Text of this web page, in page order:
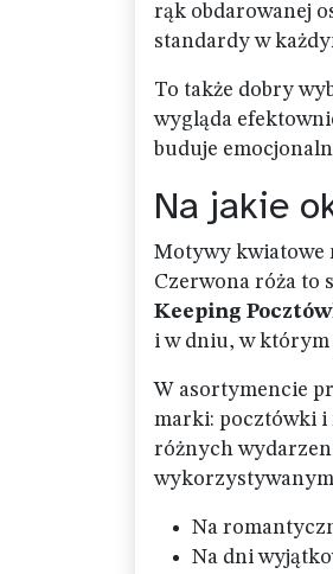
rąk obdarowanej
standardy w
To także dobry
wygląda
buduje
Na jakie
Motywy kwiatowe
Czerwona róża to
Keeping
i w dniu, w którym
W asortymencie
marki: pocztówki i
różnych
wykorzystywanym
Na
Na dni